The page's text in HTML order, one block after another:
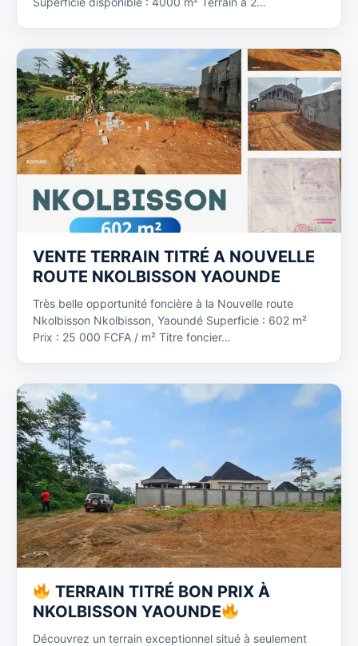
VENTE TERRAIN TITRÉ A NOUVELLE
ROUTE NKOLBISSON YAOUNDE
Très belle opportunité foncière à la Nouvelle route
Nkolbisson Nkolbisson, Yaoundé Superficie : 602 m²
Prix : 25 000 FCFA / m² Titre foncier…
TERRAIN TITRÉ BON PRIX À
NKOLBISSON YAOUNDE
Découvrez un terrain exceptionnel situé à seulement